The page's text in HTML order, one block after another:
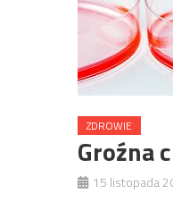
ZDROWIE
Groźna
15 listopada